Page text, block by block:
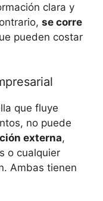
clara y
se corre
pueden costar
que fluye
no puede
externa,
o cualquier
Ambas tienen